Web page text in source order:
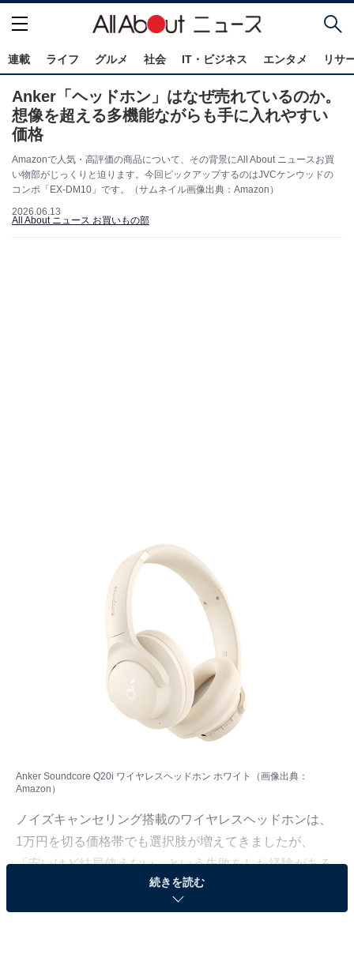
連載 ライフ グルメ 社会 IT・ビジネス エンタメ リサ
Anker「ヘッドホン」はなぜ売れているのか。
想像を超える多機能ながらも手に入れやすい
価格
Amazonで人気・高評価の商品について、その背景にAll About ニュースお買
い物部がじっくりと迫ります。今回ピックアップするのはJVCケンウッドの
コンポ「EX-DM10」です。（サムネイル画像出典：Amazon）
2026.06.13
All About ニュース お買いもの部
Anker Soundcore Q20i ワイヤレスヘッドホン ホワイト（画像出典：
Amazon）
ノイズキャンセリング搭載のワイヤレスヘッドホンは、
1万円を切る価格帯でも選択肢が増えてきましたが、
「安いけど結局使えない」という失敗をした経験がある
人も多いのではないでしょうか。Ankerの「Soundcore
続きを読む